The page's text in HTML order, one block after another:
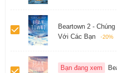
Beartown 2 -
Với Các Bạn
-20%
Bạn đang xem